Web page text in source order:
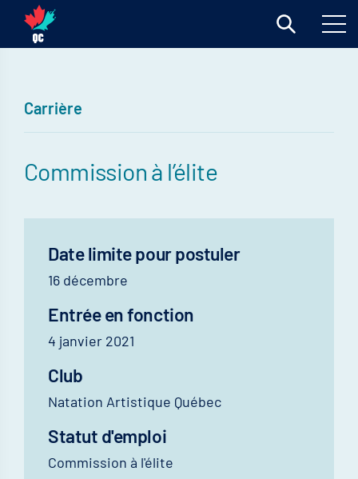
Carrière
Commission à l’élite
Date limite pour postuler
16 décembre
Entrée en fonction
4 janvier 2021
Club
Natation Artistique Québec
Statut d'emploi
Commission à l'élite